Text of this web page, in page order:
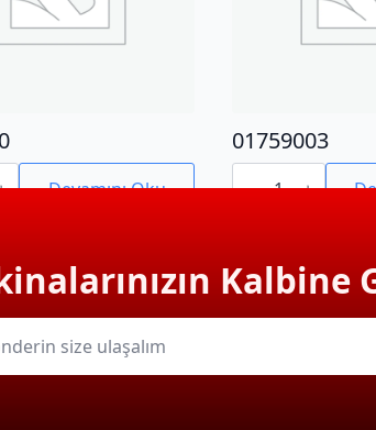
Devamını Oku
01759003
01759003
adet
Kalbine